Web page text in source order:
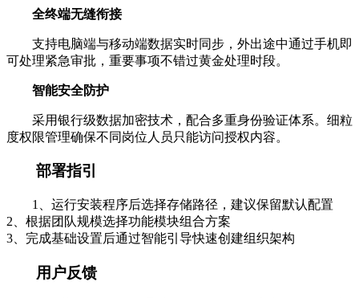
全终端无缝衔接
支持电脑端与移动端数据实时同步，外出途中通过手机即
可处理紧急审批，重要事项不错过黄金处理时段。
智能安全防护
采用银行级数据加密技术，配合多重身份验证体系。细粒
度权限管理确保不同岗位人员只能访问授权内容。
部署指引
1、运行安装程序后选择存储路径，建议保留默认配置
2、根据团队规模选择功能模块组合方案
3、完成基础设置后通过智能引导快速创建组织架构
用户反馈